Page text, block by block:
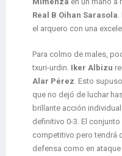
Real B Oihan Sarasola.
el arquero con una
Para colmo de males,
txuri-urdin. Iker Albizu
Alar Pérez . Esto
que no dejó de luchar
brillante acción
definitivo 0-3. El conjunto
competitivo pero tendrá
defensa como en